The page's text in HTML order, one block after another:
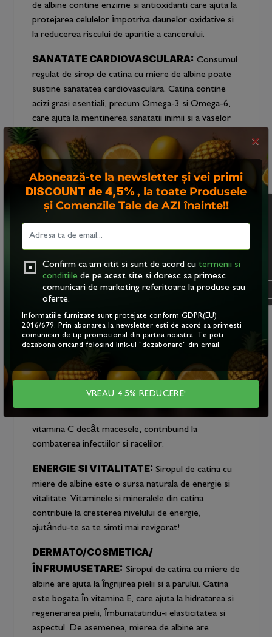
de albine contine enzime si antioxidanti care ajuta la
protejarea celulelor împotriva daunelor oxidative si
la reducerea riscului de aparitie a cancerului.
SANATATE CARDIOVASCULARA: Consumul
regulat de sirop de catina cu miere de albine poate
sustine sanatatea cardiovasculara. Catina contine
acizi grasi esentiali, precum Omega-3 si Omega-6,
care ajuta la mentinerea sanatatii inimii si a vaselor
de sânge, reducând riscul de afectiuni
cardiovasculare. De asemenea, mierea de albine are
efecte benefce asupra nivelului de colesterol,
ajutând la mentinerea unui profl lipidic sanatos.
PROPRIETATI ANTIINFLAMATORII:Catina
infamatiilor din organism, având un efect benefc în
bolile infamatorii intestinale.
REGLAREA NIVELULUI DE ZAHAR DIN
SÂNGE:
albine are un indice glicemic mai mic decât zaharul
obisnuit, ceea ce înseamna ca poate determina o
crestere mai lenta a glicemiei. Acest lucru poate f
contribui la în controlul diabetului si la mentinerea
unei stari de sanatate mai bune.
IMUNITATE: Catina contine de 10 ori mai multa
vitamina C decât citricele si de 2 ori mai multa
vitamina C decât macesele, contribuind la
combaterea infectiilor si racelilor.
ENERGIE SI VITALITATE: Siropul de catina cu
miere de albine este o sursa naturala de energie si
vitalitate. Vitaminele si mineralele din catina
contribuie la cresterea nivelului de energie,
ajutându-te sa te simti mai revigorat!
DERMATO/COSMETICA/
ÎNFRUMUSETARE: Siropul de catina cu miere de
albine are ajuta la îngrijirea pielii si a parului. Catina
este bogata în vitamina E, care ajuta la hidratarea si
regenerarea pielii, îmbunatatindu-i elasticitatea si
aspectul. De asemenea, mierea de albine are
Acest site foloseste
cookie
OK
×
Abonează-te la newsletter și vei primi
DISCOUNT de 4,5%, la toate Produsele
și Comenzile Tale de AZI înainte!!
Confirm ca am citit si sunt de acord cu termenii si
conditiile de pe acest site si doresc sa primesc
comunicari de marketing referitoare la produse sau
oferte.
Informatiile furnizate sunt protejate conform GDPR(EU)
2016/679. Prin abonarea la newsletter esti de acord sa primesti
comunicari de tip promotional din partea noastra. Te poti
dezabona oricand folosind link-ul "dezabonare" din email.
VREAU 4,5% REDUCERE!